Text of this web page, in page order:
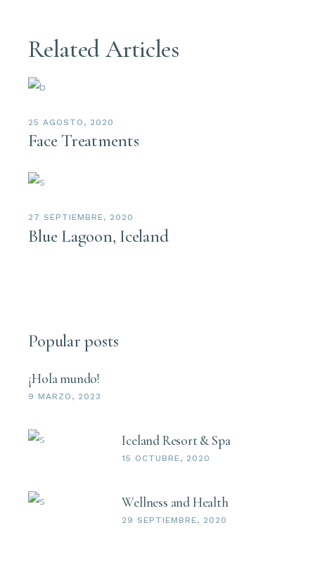
Related Articles
25 AGOSTO, 2020
Face Treatments
27 SEPTIEMBRE, 2020
Blue Lagoon, Iceland
Popular posts
¡Hola mundo!
9 MARZO, 2023
Iceland Resort & Spa
15 OCTUBRE, 2020
Wellness and Health
29 SEPTIEMBRE, 2020